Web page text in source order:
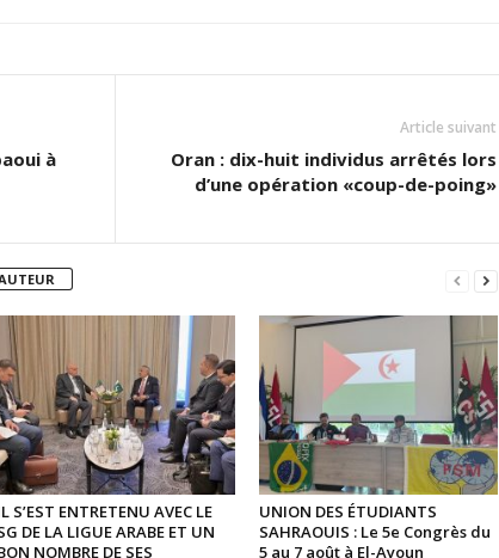
à
Article suivant
Oran : dix-huit individus arrêtés lors
d’une opération «coup-de-poing»
S’EST ENTRETENU AVEC LE
DE LA LIGUE ARABE ET UN
NOMBRE DE SES
UNION DES ÉTUDIANTS
SAHRAOUIS : Le 5e Congrès du
5 au 7 août à El-Ayoun